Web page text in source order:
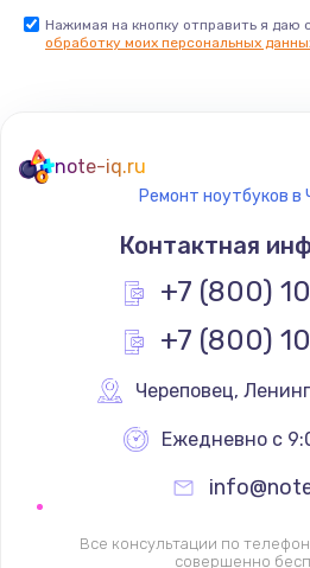
Нажимая на кнопку отправить я даю
обработку моих персональных
note-iq.ru
Ремонт ноутбуков в
Контактная
+7 (800)
+7 (800)
Череповец,
Ежедневно с
Все консультации по
совершенно